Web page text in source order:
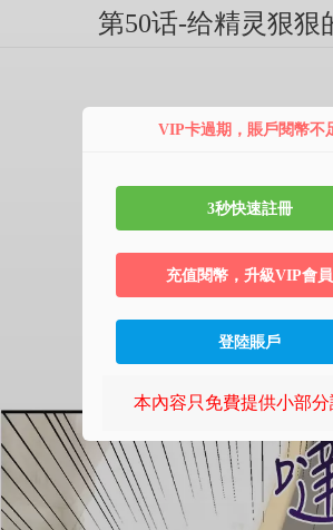
第50话-给精灵狠狠
VIP卡過期，賬戶閱幣不
3秒快速註冊
充值閱幣，升級VIP會員
登陸賬戶
本內容只免費提供小部